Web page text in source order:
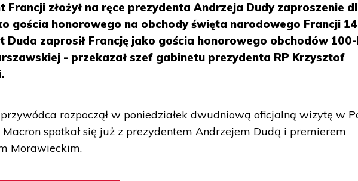
Francji złożył na ręce prezydenta Andrzeja Dudy zaproszenie
gościa honorowego na obchody święta narodowego Francji
Duda zaprosił Francję jako gościa honorowego obchodów
- przekazał szef gabinetu prezydenta RP Krzysztof
rozpoczął w poniedziałek dwudniową oficjalną wizytę w
Macron spotkał się już z prezydentem Andrzejem Dudą i premierem
Morawieckim.